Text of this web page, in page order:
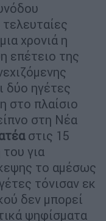
χρονιά η
επέτειο της
δύο ηγέτες
στο πλαίσιο
στη Νέα
στις 15
για
το αμέσως
τόνισαν εκ
δεν μπορεί
ψηφίσματα